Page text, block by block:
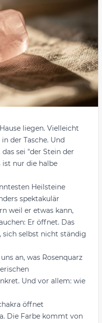
liegen. Vielleicht
der Tasche. Und
sei "der Stein der
ist nur die halbe
Heilsteine
spektakulär
weil er etwas kann,
Er öffnet. Das
sich selbst nicht ständig
an, was Rosenquarz
Und vor allem: wie
öffnet
Die Farbe kommt von